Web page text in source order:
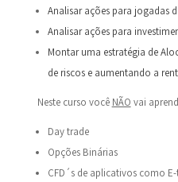
Analisar ações para jogadas
Analisar ações para
Montar uma estratégia de
de riscos e aumentando a
Neste curso você NÃO vai
Day trade
Opções Binárias
CFD´s de aplicativos como